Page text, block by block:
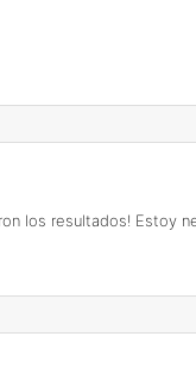
los resultados! Estoy